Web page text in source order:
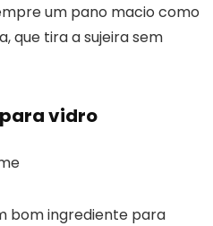
um pano macio como
que tira a sujeira sem
vidro
bom ingrediente para